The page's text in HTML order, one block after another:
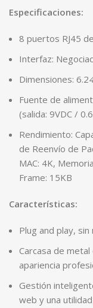
Especificaciones:
8 puertos RJ45
Interfaz:
Dimensiones: 6.2
Fuente de
(salida: 9VDC /
Rendimiento:
de Reenvío de
MAC: 4K,
Frame: 15KB
Características:
Plug and play,
Carcasa de
apariencia
Gestión
web y una